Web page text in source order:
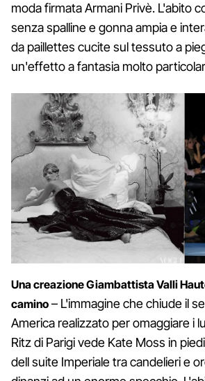
moda firmata Armani Privè. L'abito
senza spalline e gonna ampia e
da paillettes cucite sul tessuto a
un'effetto a fantasia molto
Una creazione Giambattista Valli
camino – L'immagine che chiude il
America realizzato per omaggiare i
Ritz di Parigi vede Kate Moss in
dell suite Imperiale tra candelieri e